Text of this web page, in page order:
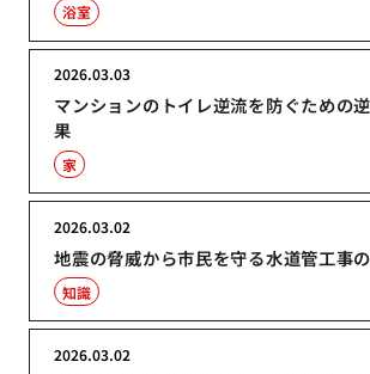
浴室
マンションのトイレ逆流を防ぐための
果
2026.03.03
家
地震の脅威から市民を守る水道管工事
2026.03.02
知識
2026.03.02